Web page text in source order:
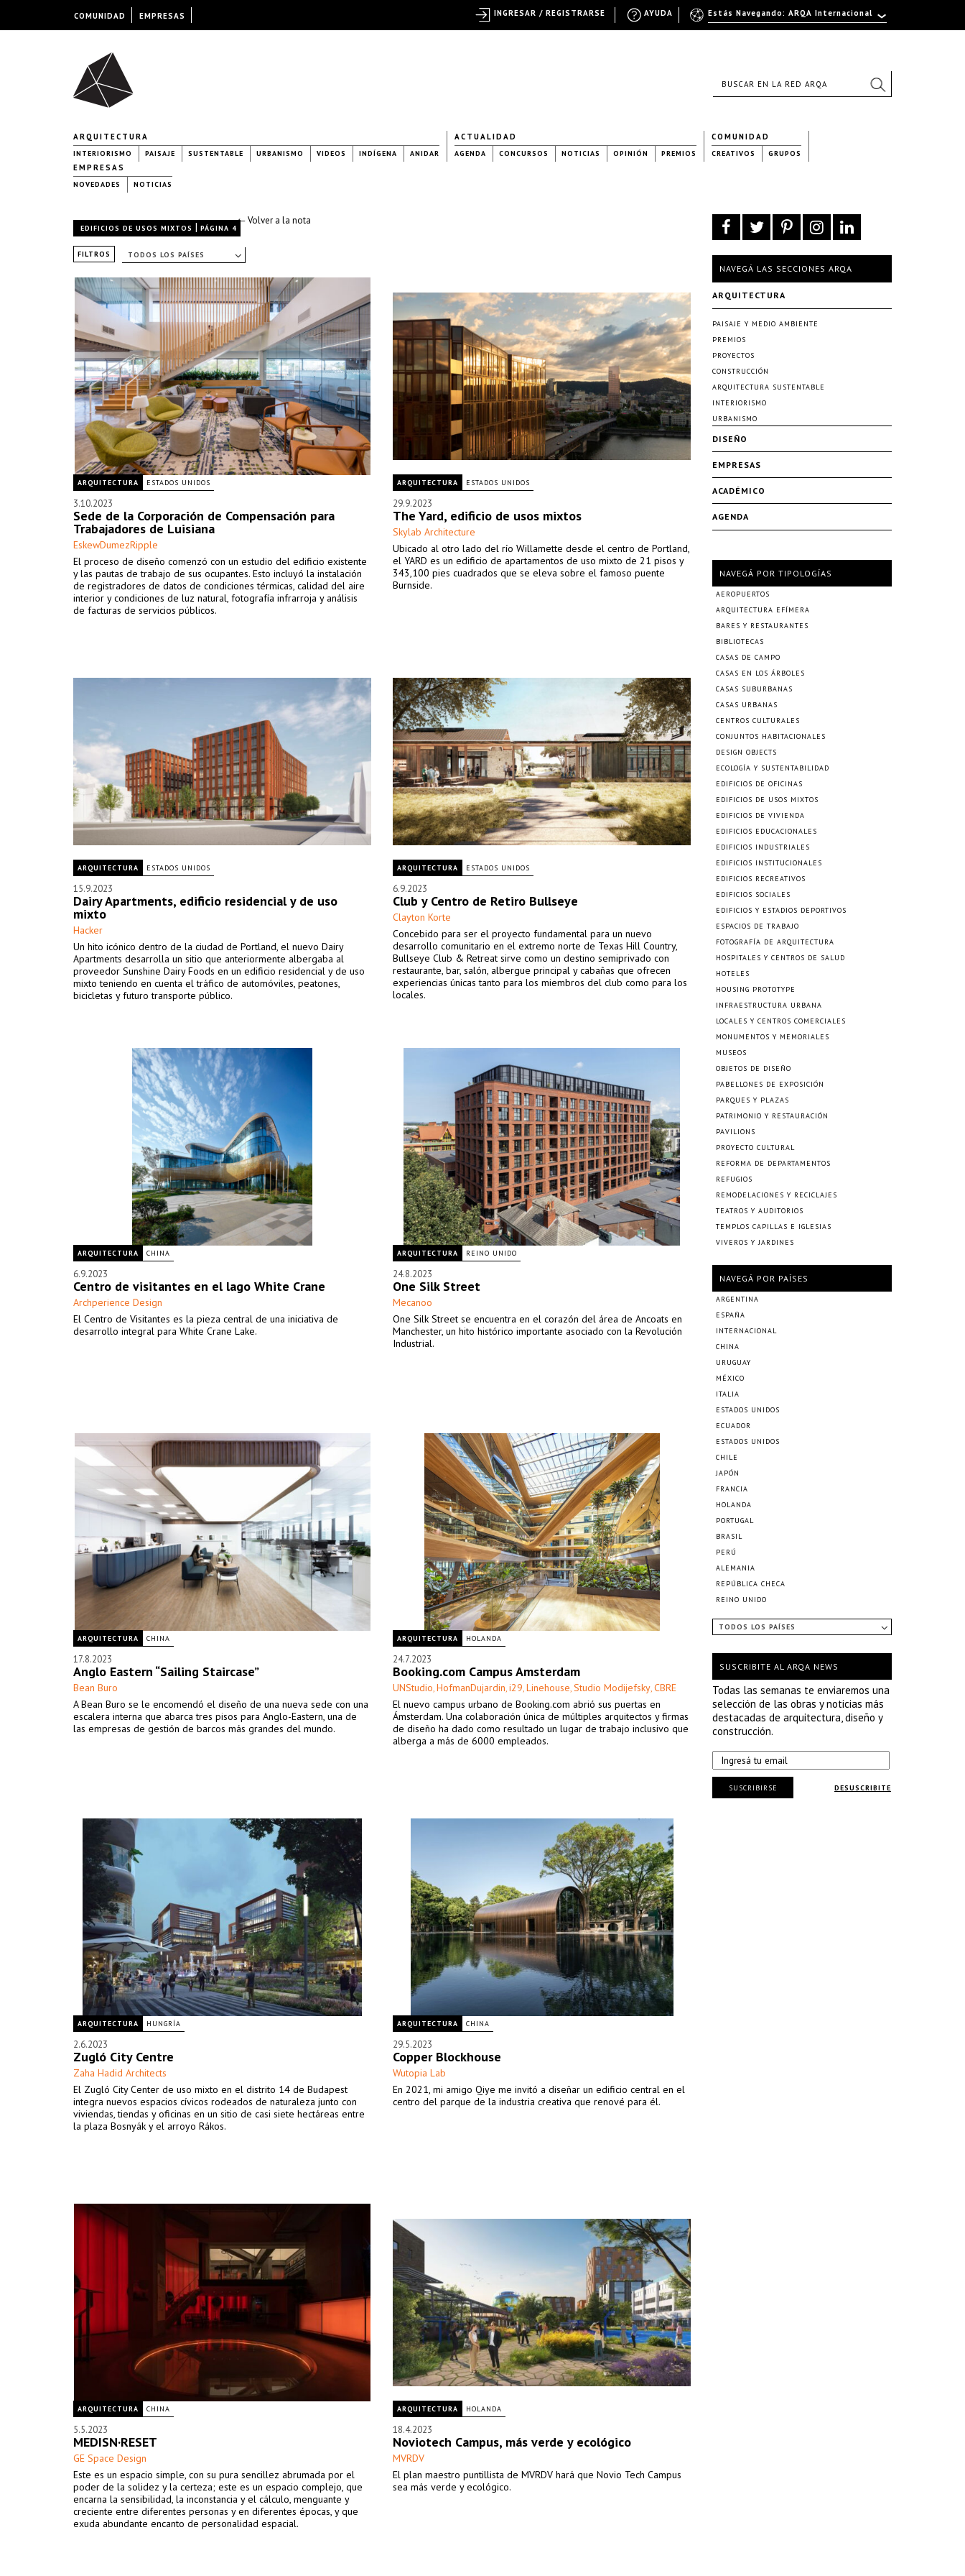
ARQUITECTURA
INTERIORISMO PAISAJE SUSTENTABLE URBANISMO VIDEOS INDÍGENA ANIDAR
ACTUALIDAD
AGENDA CONCURSOS NOTICIAS OPINIÓN PREMIOS
COMUNIDAD
CREATIVOS GRUPOS
EMPRESAS
NOVEDADES NOTICIAS
← Volver a la nota
EDIFICIOS DE USOS MIXTOS | PÁGINA 4
FILTROS TODOS LOS PAÍSES
ARQUITECTURA ESTADOS UNIDOS
3.10.2023
Sede de la Corporación de Compensación para
Trabajadores de Luisiana
EskewDumezRipple
El proceso de diseño comenzó con un estudio del edificio existente
y las pautas de trabajo de sus ocupantes. Esto incluyó la instalación
de registradores de datos de condiciones térmicas, calidad del aire
interior y condiciones de luz natural, fotografía infrarroja y análisis
de facturas de servicios públicos.
ARQUITECTURA ESTADOS UNIDOS
29.9.2023
The Yard, edificio de usos mixtos
Skylab Architecture
Ubicado al otro lado del río Willamette desde el centro de Portland,
el YARD es un edificio de apartamentos de uso mixto de 21 pisos y
343,100 pies cuadrados que se eleva sobre el famoso puente
Burnside.
ARQUITECTURA ESTADOS UNIDOS
15.9.2023
Dairy Apartments, edificio residencial y de uso
mixto
Hacker
Un hito icónico dentro de la ciudad de Portland, el nuevo Dairy
Apartments desarrolla un sitio que anteriormente albergaba al
proveedor Sunshine Dairy Foods en un edificio residencial y de uso
mixto teniendo en cuenta el tráfico de automóviles, peatones,
bicicletas y futuro transporte público.
ARQUITECTURA ESTADOS UNIDOS
6.9.2023
Club y Centro de Retiro Bullseye
Clayton Korte
Concebido para ser el proyecto fundamental para un nuevo
desarrollo comunitario en el extremo norte de Texas Hill Country,
Bullseye Club & Retreat sirve como un destino semiprivado con
restaurante, bar, salón, albergue principal y cabañas que ofrecen
experiencias únicas tanto para los miembros del club como para los
locales.
ARQUITECTURA CHINA
6.9.2023
Centro de visitantes en el lago White Crane
Archperience Design
El Centro de Visitantes es la pieza central de una iniciativa de
desarrollo integral para White Crane Lake.
ARQUITECTURA REINO UNIDO
24.8.2023
One Silk Street
Mecanoo
One Silk Street se encuentra en el corazón del área de Ancoats en
Manchester, un hito histórico importante asociado con la Revolución
Industrial.
ARQUITECTURA CHINA
17.8.2023
Anglo Eastern “Sailing Staircase”
Bean Buro
A Bean Buro se le encomendó el diseño de una nueva sede con una
escalera interna que abarca tres pisos para Anglo-Eastern, una de
las empresas de gestión de barcos más grandes del mundo.
ARQUITECTURA HOLANDA
24.7.2023
Booking.com Campus Amsterdam
UNStudio, HofmanDujardin, i29, Linehouse, Studio Modijefsky, CBRE
El nuevo campus urbano de Booking.com abrió sus puertas en
Ámsterdam. Una colaboración única de múltiples arquitectos y firmas
de diseño ha dado como resultado un lugar de trabajo inclusivo que
alberga a más de 6000 empleados.
ARQUITECTURA HUNGRÍA
2.6.2023
Zugló City Centre
Zaha Hadid Architects
El Zugló City Center de uso mixto en el distrito 14 de Budapest
integra nuevos espacios cívicos rodeados de naturaleza junto con
viviendas, tiendas y oficinas en un sitio de casi siete hectáreas entre
la plaza Bosnyák y el arroyo Rákos.
ARQUITECTURA CHINA
29.5.2023
Copper Blockhouse
Wutopia Lab
En 2021, mi amigo Qiye me invitó a diseñar un edificio central en el
centro del parque de la industria creativa que renové para él.
ARQUITECTURA CHINA
5.5.2023
MEDISN·RESET
GE Space Design
Este es un espacio simple, con su pura sencillez abrumada por el
poder de la solidez y la certeza; este es un espacio complejo, que
encarna la sensibilidad, la inconstancia y el cálculo, menguante y
creciente entre diferentes personas y en diferentes épocas, y que
exuda abundante encanto de personalidad espacial.
ARQUITECTURA HOLANDA
18.4.2023
Noviotech Campus, más verde y ecológico
MVRDV
El plan maestro puntillista de MVRDV hará que Novio Tech Campus
sea más verde y ecológico.
NAVEGÁ LAS SECCIONES ARQA
ARQUITECTURA
PAISAJE Y MEDIO AMBIENTE
PREMIOS
PROYECTOS
CONSTRUCCIÓN
ARQUITECTURA SUSTENTABLE
INTERIORISMO
URBANISMO
DISEÑO
EMPRESAS
ACADÉMICO
AGENDA
NAVEGÁ POR TIPOLOGÍAS
AEROPUERTOS
ARQUITECTURA EFÍMERA
BARES Y RESTAURANTES
BIBLIOTECAS
CASAS DE CAMPO
CASAS EN LOS ÁRBOLES
CASAS SUBURBANAS
CASAS URBANAS
CENTROS CULTURALES
CONJUNTOS HABITACIONALES
DESIGN OBJECTS
ECOLOGÍA Y SUSTENTABILIDAD
EDIFICIOS DE OFICINAS
EDIFICIOS DE USOS MIXTOS
EDIFICIOS DE VIVIENDA
EDIFICIOS EDUCACIONALES
EDIFICIOS INDUSTRIALES
EDIFICIOS INSTITUCIONALES
EDIFICIOS RECREATIVOS
EDIFICIOS SOCIALES
EDIFICIOS Y ESTADIOS DEPORTIVOS
ESPACIOS DE TRABAJO
FOTOGRAFÍA DE ARQUITECTURA
HOSPITALES Y CENTROS DE SALUD
HOTELES
HOUSING PROTOTYPE
INFRAESTRUCTURA URBANA
LOCALES Y CENTROS COMERCIALES
MONUMENTOS Y MEMORIALES
MUSEOS
OBJETOS DE DISEÑO
PABELLONES DE EXPOSICIÓN
PARQUES Y PLAZAS
PATRIMONIO Y RESTAURACIÓN
PAVILIONS
PROYECTO CULTURAL
REFORMA DE DEPARTAMENTOS
REFUGIOS
REMODELACIONES Y RECICLAJES
TEATROS Y AUDITORIOS
TEMPLOS CAPILLAS E IGLESIAS
VIVEROS Y JARDINES
NAVEGÁ POR PAÍSES
ARGENTINA
ESPAÑA
INTERNACIONAL
CHINA
URUGUAY
MÉXICO
ITALIA
ESTADOS UNIDOS
ECUADOR
ESTADOS UNIDOS
CHILE
JAPÓN
FRANCIA
HOLANDA
PORTUGAL
BRASIL
PERÚ
ALEMANIA
REPÚBLICA CHECA
REINO UNIDO
TODOS LOS PAÍSES
SUSCRIBITE AL ARQA NEWS
Todas las semanas te enviaremos una
selección de las obras y noticias más
destacadas de arquitectura, diseño y
construcción.
DESUSCRIBITE
SUSCRIBIRSE
COMUNIDAD EMPRESAS Estás Navegando: ARQA Internacional
AYUDA
INGRESAR / REGISTRARSE